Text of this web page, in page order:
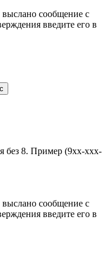
сообщение с
введите его в
без 8. Пример (9хх-ххх-
сообщение с
введите его в